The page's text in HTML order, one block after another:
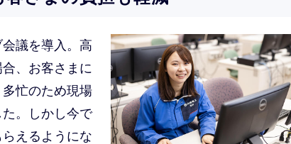
議を導入。高
、お客さまに
忙のため現場
。しかし今で
えるようにな